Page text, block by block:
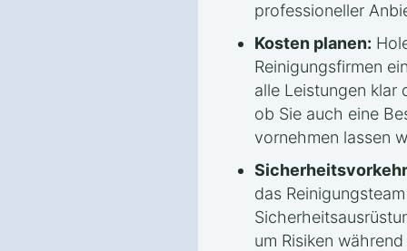
professioneller
Kosten planen:
Reinigungsfirmen
alle Leistungen klar
ob Sie auch eine
vornehmen lassen
das
um Risiken